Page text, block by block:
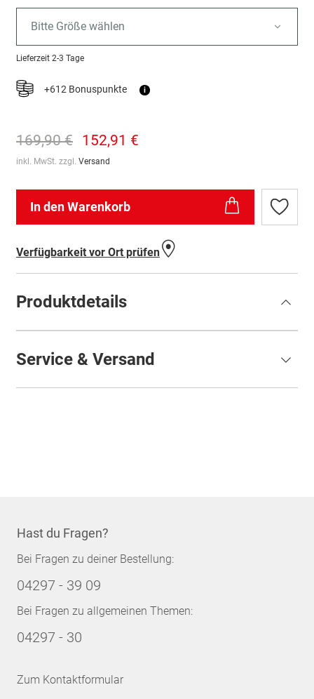
Bitte Größe wählen
Lieferzeit 2-3 Tage
+612 Bonuspunkte i
169,90 € 152,91 €
inkl. MwSt. zzgl. Versand
In den Warenkorb
Zur
Verfügbarkeit vor Ort prüfen
Produktdetails
Service & Versand
Hast du Fragen?
Bei Fragen zu deiner Bestellung:
04297 - 39 09
Bei Fragen zu allgemeinen Themen:
04297 - 30
Zum Kontaktformular